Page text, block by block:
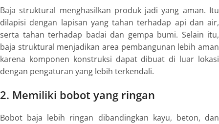
Baja struktural menghasilkan produk jadi yang aman. Itu
dilapisi dengan lapisan yang tahan terhadap api dan air,
serta tahan terhadap badai dan gempa bumi. Selain itu,
baja struktural menjadikan area pembangunan lebih aman
karena komponen konstruksi dapat dibuat di luar lokasi
dengan pengaturan yang lebih terkendali.
2. Memiliki bobot yang ringan
Bobot baja lebih ringan dibandingkan kayu, beton, dan